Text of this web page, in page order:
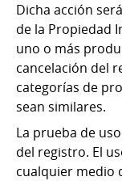
Dicha acción
de la Propiedad
uno o más
cancelación del
categorías de
sean similares.
La prueba de
del registro. El
cualquier medio